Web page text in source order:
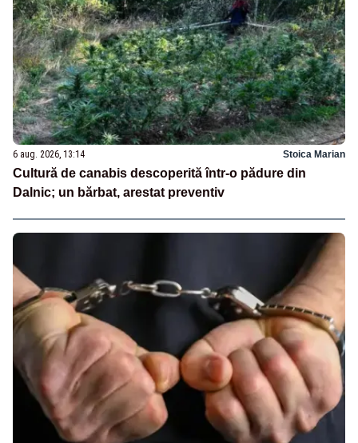
6 aug. 2026, 13:14 Stoica Marian
Cultură de canabis descoperită într-o pădure din
Dalnic; un bărbat, arestat preventiv